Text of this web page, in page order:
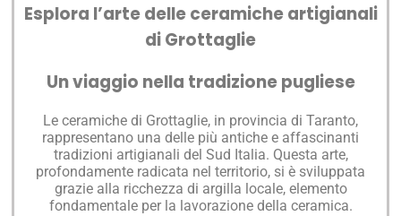
Esplora l’arte delle ceramiche artigianali
diGrottaglie
Un viaggio nella tradizione pugliese
Le ceramiche di Grottaglie, in provincia di Taranto,
rappresentano una delle più antiche e affascinanti
tradizioni artigianali del Sud Italia. Questa arte,
profondamente radicata nel territorio, si è sviluppata
grazie alla ricchezza di argilla locale, elemento
fondamentale per la lavorazione della ceramica.